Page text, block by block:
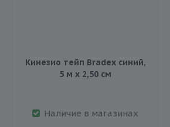
Кинезио тейп Bradex синий,
5 м х 2,50 см
Наличие в магазинах